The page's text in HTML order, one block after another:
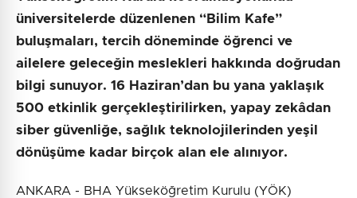
üniversitelerde düzenlenen “Bilim Kafe”
buluşmaları, tercih döneminde öğrenci ve
ailelere geleceğin meslekleri hakkında doğrudan
bilgi sunuyor. 16 Haziran’dan bu yana yaklaşık
500 etkinlik gerçekleştirilirken, yapay zekâdan
siber güvenliğe, sağlık teknolojilerinden yeşil
dönüşüme kadar birçok alan ele alınıyor.
ANKARA - BHA Yükseköğretim Kurulu (YÖK)